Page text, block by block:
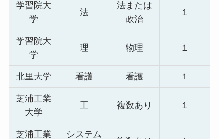
学習院大
学
法
法または
政治
１
学習院大
学
理 物理 １
北里大学 看護 看護 １
芝浦工業
大学
工 複数あり １
芝浦工業
システム